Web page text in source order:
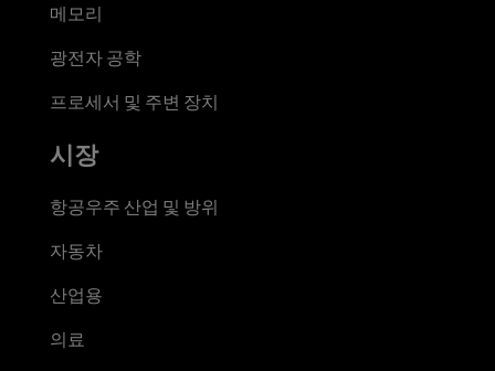
메모리
광전자 공학
프로세서 및 주변 장치
시장
항공우주 산업 및 방위
자동차
산업용
의료